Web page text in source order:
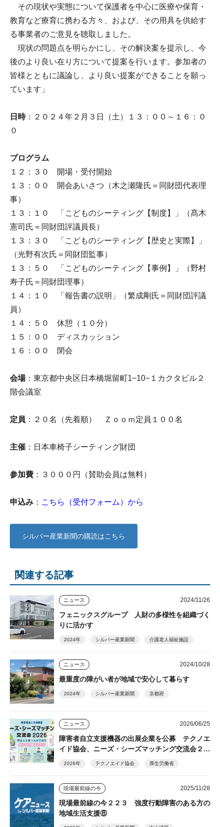
その現状や実態について保護者を中心に医療や保育・
教育など療育に携わる方々、および、その用具を供給す
る事業者のご意見を聴取しました。
現状の問題点を明らかにし、その解決案を提示し、今
後のより良い在り方について提案を行います。参加者の
皆様とともに議論し、より良い提案ができることを願っ
ています」
日時：２０２４年２月３日（土）１３：００～１６：０
０
プログラム
１２：３０ 開場・受付開始
１３：００ 開会あいさつ（木之瀬隆氏＝同財団代表理
事）
１３：１０ 「こどものシーティング【制度】」（髙木
憲司氏＝同財団評議員長）
１３：３０ 「こどものシーティング【歴史と実際】」
（光野有次氏＝同財団監事）
１３：５０ 「こどものシーティング【事例】」（野村
寿子氏＝同財団理事）
１４：１０ 「報告書の説明」（繁成剛氏＝同財団評議
員）
１４：５０ 休憩（１０分）
１５：００ ディスカッション
１６：００ 閉会
会場：東京都中央区日本橋堀留町1−10−１カクタビル２
階会議室
定員 ：２０名（先着順） Ｚｏｏｍ定員１００名
主催 ：日本車椅子シーティング財団
参加費 ：３０００円（賛助会員は無料）
申込み ： こちら（受付フォーム）から
シルバー産業新聞の購読はこちら
関連する記事
ニュース 2024/11/26
フェニックスグループ 人財の多様性を組織づく
りに活かす
2024年 シルバー産業新聞 介護老人福祉施設
ニュース 2024/10/28
最重度の障がい者が地域で安心して暮らす
2024年 シルバー産業新聞 京都府
ニュース 2026/06/25
障害者自立支援機器の出展企業を公募 テクノエ
イド協会、ニーズ・シーズマッチング交流会２０
2026年 テクノエイド協会 厚生労働省
現場最前線の今 2025/11/28
現場最前線の今２２３ 強度行動障害のある方の
地域生活支援⑧